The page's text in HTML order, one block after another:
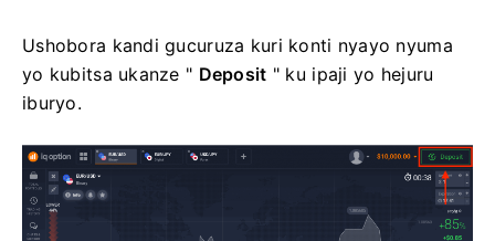
Ushobora kandi gucuruza kuri konti nyayo nyuma
yo kubitsa ukanze " Deposit " ku ipaji yo hejuru
iburyo.